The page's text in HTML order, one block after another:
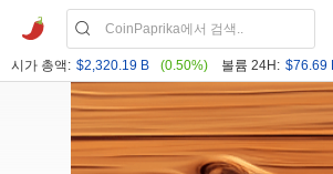
시가 총액: $2,320.19 B (0.50%) 볼륨 24H: $76.69